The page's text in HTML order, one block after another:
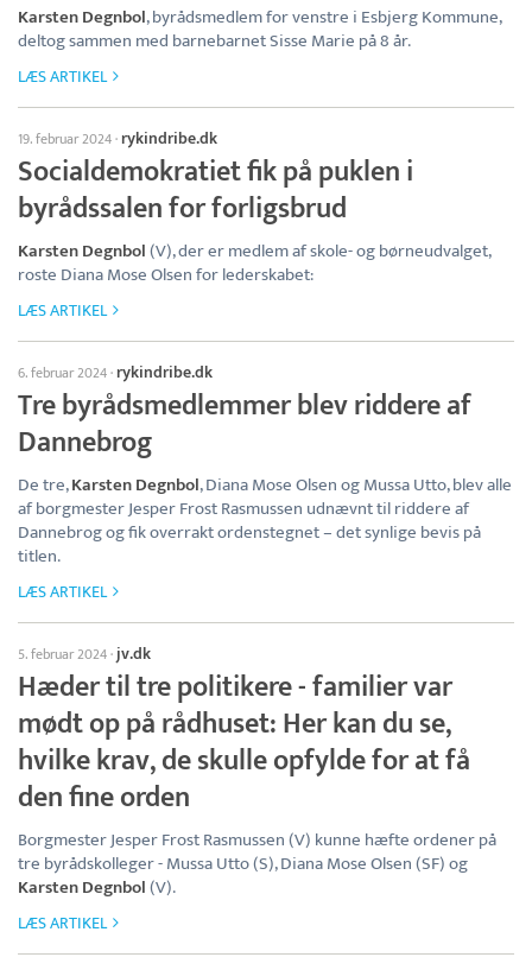
Karsten Degnbol, byrådsmedlem for venstre i Esbjerg Kommune,
deltog sammen med barnebarnet Sisse Marie på 8 år.
LÆS ARTIKEL
19. februar 2024· rykindribe.dk
Socialdemokratiet fik på puklen i
byrådssalen for forligsbrud
Karsten Degnbol(V), der er medlem af skole- og børneudvalget,
roste Diana Mose Olsen for lederskabet:
LÆS ARTIKEL
6. februar 2024· rykindribe.dk
Tre byrådsmedlemmer blev riddere af
Dannebrog
De tre,Karsten Degnbol, Diana Mose Olsen og Mussa Utto, blev alle
af borgmester Jesper Frost Rasmussen udnævnt til riddere af
Dannebrog og fik overrakt ordenstegnet – det synlige bevis på
titlen.
LÆS ARTIKEL
5. februar 2024·jv.dk
Hæder til tre politikere - familier var
mødt op på rådhuset: Her kan du se,
hvilke krav, de skulle opfylde for at få
den fine orden
Borgmester Jesper Frost Rasmussen (V) kunne hæfte ordener på
tre byrådskolleger - Mussa Utto (S), Diana Mose Olsen (SF) og
Karsten Degnbol(V).
LÆS ARTIKEL